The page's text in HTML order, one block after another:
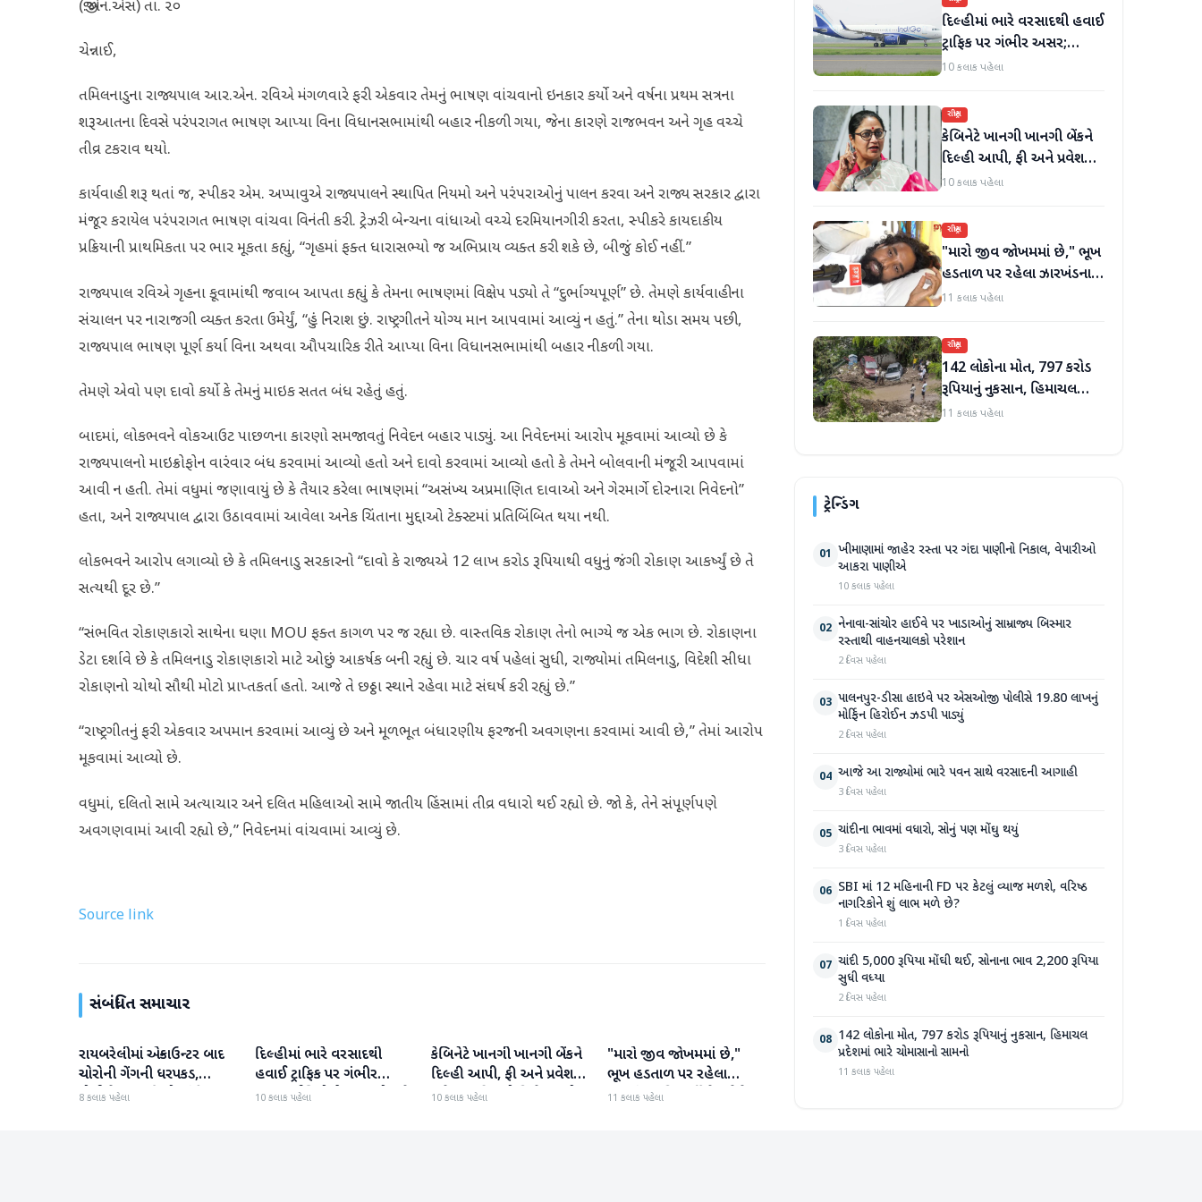
(જી.એન.એસ) તા. ૨૦
ચેન્નાઈ,
તમિલનાડુના રાજ્યપાલ આર.એન. રવિએ મંગળવારે ફરી એકવાર તેમનું ભાષણ વાંચવાનો ઇનકાર કર્યો અને વર્ષના પ્રથમ સત્રના
શરૂઆતના દિવસે પરંપરાગત ભાષણ આપ્યા વિના વિધાનસભામાંથી બહાર નીકળી ગયા, જેના કારણે રાજભવન અને ગૃહ વચ્ચે
તીવ્ર ટકરાવ થયો.
કાર્યવાહી શરૂ થતાં જ, સ્પીકર એમ. અપ્પાવુએ રાજ્યપાલને સ્થાપિત નિયમો અને પરંપરાઓનું પાલન કરવા અને રાજ્ય સરકાર દ્વારા
મંજૂર કરાયેલ પરંપરાગત ભાષણ વાંચવા વિનંતી કરી. ટ્રેઝરી બેન્ચના વાંધાઓ વચ્ચે દરમિયાનગીરી કરતા, સ્પીકરે કાયદાકીય
પ્રક્રિયાની પ્રાથમિકતા પર ભાર મૂકતા કહ્યું, “ગૃહમાં ફક્ત ધારાસભ્યો જ અભિપ્રાય વ્યક્ત કરી શકે છે, બીજું કોઈ નહીં.”
રાજ્યપાલ રવિએ ગૃહના કૂવામાંથી જવાબ આપતા કહ્યું કે તેમના ભાષણમાં વિક્ષેપ પડ્યો તે “દુર્ભાગ્યપૂર્ણ” છે. તેમણે કાર્યવાહીના
સંચાલન પર નારાજગી વ્યક્ત કરતા ઉમેર્યું, “હું નિરાશ છું. રાષ્ટ્રગીતને યોગ્ય માન આપવામાં આવ્યું ન હતું.” તેના થોડા સમય પછી,
રાજ્યપાલ ભાષણ પૂર્ણ કર્યા વિના અથવા ઔપચારિક રીતે આપ્યા વિના વિધાનસભામાંથી બહાર નીકળી ગયા.
તેમણે એવો પણ દાવો કર્યો કે તેમનું માઇક સતત બંધ રહેતું હતું.
બાદમાં, લોકભવને વોકઆઉટ પાછળના કારણો સમજાવતું નિવેદન બહાર પાડ્યું. આ નિવેદનમાં આરોપ મૂકવામાં આવ્યો છે કે
રાજ્યપાલનો માઇક્રોફોન વારંવાર બંધ કરવામાં આવ્યો હતો અને દાવો કરવામાં આવ્યો હતો કે તેમને બોલવાની મંજૂરી આપવામાં
આવી ન હતી. તેમાં વધુમાં જણાવાયું છે કે તૈયાર કરેલા ભાષણમાં “અસંખ્ય અપ્રમાણિત દાવાઓ અને ગેરમાર્ગે દોરનારા નિવેદનો”
હતા, અને રાજ્યપાલ દ્વારા ઉઠાવવામાં આવેલા અનેક ચિંતાના મુદ્દાઓ ટેક્સ્ટમાં પ્રતિબિંબિત થયા નથી.
લોકભવને આરોપ લગાવ્યો છે કે તમિલનાડુ સરકારનો “દાવો કે રાજ્યએ 12 લાખ કરોડ રૂપિયાથી વધુનું જંગી રોકાણ આકર્ષ્યું છે તે
સત્યથી દૂર છે.”
“સંભવિત રોકાણકારો સાથેના ઘણા MOU ફક્ત કાગળ પર જ રહ્યા છે. વાસ્તવિક રોકાણ તેનો ભાગ્યે જ એક ભાગ છે. રોકાણના
ડેટા દર્શાવે છે કે તમિલનાડુ રોકાણકારો માટે ઓછું આકર્ષક બની રહ્યું છે. ચાર વર્ષ પહેલાં સુધી, રાજ્યોમાં તમિલનાડુ, વિદેશી સીધા
રોકાણનો ચોથો સૌથી મોટો પ્રાપ્તકર્તા હતો. આજે તે છઠ્ઠા સ્થાને રહેવા માટે સંઘર્ષ કરી રહ્યું છે.”
“રાષ્ટ્રગીતનું ફરી એકવાર અપમાન કરવામાં આવ્યું છે અને મૂળભૂત બંધારણીય ફરજની અવગણના કરવામાં આવી છે,” તેમાં આરોપ
મૂકવામાં આવ્યો છે.
વધુમાં, દલિતો સામે અત્યાચાર અને દલિત મહિલાઓ સામે જાતીય હિંસામાં તીવ્ર વધારો થઈ રહ્યો છે. જો કે, તેને સંપૂર્ણપણે
અવગણવામાં આવી રહ્યો છે,” નિવેદનમાં વાંચવામાં આવ્યું છે.
Source link
સંબંધિત સમાચાર
રાષ્ટ્રીય
રાયબરેલીમાં એન્કાઉન્ટર બાદ
ચોરોની ગેંગની ધરપકડ,
પોલીસે 12.4 કિલો ચાંદીના
8 કલાક પહેલા
રાષ્ટ્રીય
દિલ્હીમાં ભારે વરસાદથી
હવાઈ ટ્રાફિક પર ગંભીર
અસર; ઈન્ડિગોએ મુસાફરો માટે
10 કલાક પહેલા
રાષ્ટ્રીય
કેબિનેટે ખાનગી ખાનગી બેંકને
દિલ્હી આપી, ફી અને પ્રવેશ
માટે નવા નિયમો વિશે જાણો
10 કલાક પહેલા
રાષ્ટ્રીય
"મારો જીવ જોખમમાં છે,"
ભૂખ હડતાળ પર રહેલા
ઝારખંડના વિદ્યાર્થી નેતા દેવેન્દ્ર
11 કલાક પહેલા
દિલ્હીમાં ભારે વરસાદથી હવાઈ
ટ્રાફિક પર ગંભીર અસર;
ઈન્ડિગોએ મુસાફરો માટે
10 કલાક પહેલા
રાષ્ટ્રીય
કેબિનેટે ખાનગી ખાનગી બેંકને
દિલ્હી આપી, ફી અને પ્રવેશ
માટે નવા નિયમો વિશે જાણો
10 કલાક પહેલા
રાષ્ટ્રીય
"મારો જીવ જોખમમાં છે," ભૂખ
હડતાળ પર રહેલા ઝારખંડના
વિદ્યાર્થી નેતા દેવેન્દ્ર નાથ
11 કલાક પહેલા
રાષ્ટ્રીય
142 લોકોના મોત, 797 કરોડ
રૂપિયાનું નુકસાન, હિમાચલ
પ્રદેશમાં ભારે ચોમાસાનો સામનો
11 કલાક પહેલા
ટ્રેન્ડિંગ
01 ખીમાણામાં જાહેર રસ્તા પર ગંદા પાણીનો નિકાલ, વેપારીઓ
આકરા પાણીએ
10 કલાક પહેલા
02 નેનાવા-સાંચોર હાઈવે પર ખાડાઓનું સામ્રાજ્ય બિસ્માર
રસ્તાથી વાહનચાલકો પરેશાન
2 દિવસ પહેલા
03 પાલનપુર-ડીસા હાઇવે પર એસઓજી પોલીસે 19.80 લાખનું
મોર્ફિન હિરોઈન ઝડપી પાડ્યું
2 દિવસ પહેલા
04 આજે આ રાજ્યોમાં ભારે પવન સાથે વરસાદની આગાહી
3 દિવસ પહેલા
05 ચાંદીના ભાવમાં વધારો, સોનું પણ મોંઘુ થયું
3 દિવસ પહેલા
06 SBI માં 12 મહિનાની FD પર કેટલું વ્યાજ મળશે, વરિષ્ઠ
નાગરિકોને શું લાભ મળે છે?
1 દિવસ પહેલા
07 ચાંદી 5,000 રૂપિયા મોંઘી થઈ, સોનાના ભાવ 2,200 રૂપિયા
સુધી વધ્યા
2 દિવસ પહેલા
08 142 લોકોના મોત, 797 કરોડ રૂપિયાનું નુકસાન, હિમાચલ
પ્રદેશમાં ભારે ચોમાસાનો સામનો
11 કલાક પહેલા